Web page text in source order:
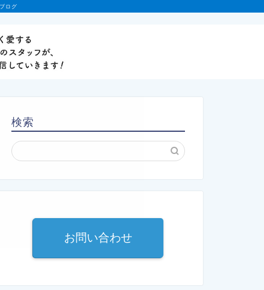
ログ
検索
お問い合わせ